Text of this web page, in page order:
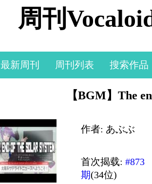
周刊
最新周刊 周刊列表 搜索作品
【BGM】The
作者: あぶぶ
首次揭载: #873
期(34位)